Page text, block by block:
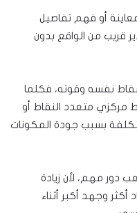
أو فهم تفاصيل
قريب من الواقع بدون
نفسه وقوته، فكلما
مركزي متعدد النقاط أو
بسبب جودة المكونات
دور مهم، لأن زيادة
أكثر وجهد أكبر أثناء